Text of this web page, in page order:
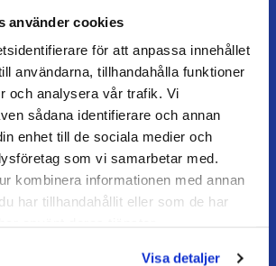
använder cookies
för att anpassa innehållet
användarna, tillhandahålla funktioner
och analysera vår trafik. Vi
sådana identifierare och annan
enhet till de sociala medier och
som vi samarbetar med.
kombinera informationen med annan
har tillhandahållit eller som de har
Visa detaljer